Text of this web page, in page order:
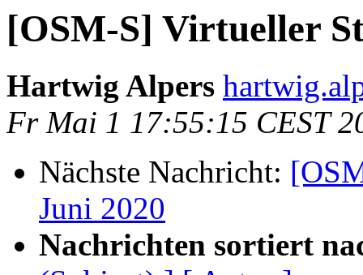
[OSM-S] Virtueller
Hartwig Alpers
Fr Mai 1 17:55:15 CEST
Nächste Nachricht:
Juni 2020
Nachrichten sortiert